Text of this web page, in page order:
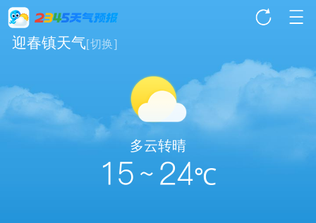
迎春镇天气[切换]
多云转晴
15 ~ 24℃